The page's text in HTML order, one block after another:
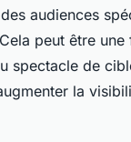
audiences
peut être
spectacle de
la